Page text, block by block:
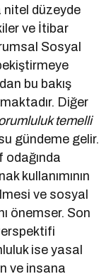
nitel düzeyde
ve İtibar
Sosyal
bu bakış
Diğer
temelli
gündeme gelir.
odağında
kullanımının
ve sosyal
önemser. Son
ise yasal
ve insana